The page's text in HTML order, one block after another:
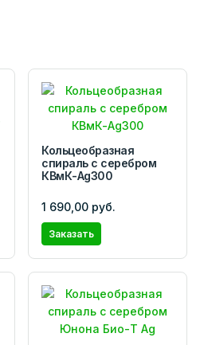
Кольцеобразная
спираль с серебром
КВмК-Ag300
1 690,00 руб.
Заказать